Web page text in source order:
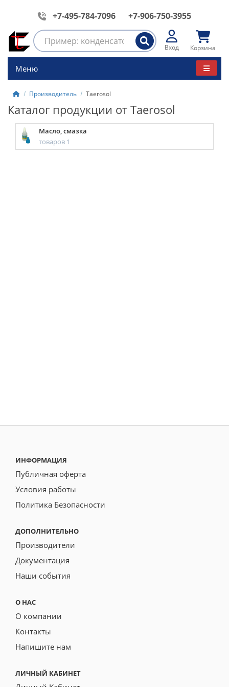
+7-495-784-7096 +7-906-750-3955
Вход Корзина
Меню
Производитель Taerosol
Каталог продукции от Taerosol
Масло, смазка
товаров 1
ИНФОРМАЦИЯ
Публичная оферта
Условия работы
Политика Безопасности
ДОПОЛНИТЕЛЬНО
Производители
Документация
Наши события
О НАС
О компании
Контакты
Напишите нам
ЛИЧНЫЙ КАБИНЕТ